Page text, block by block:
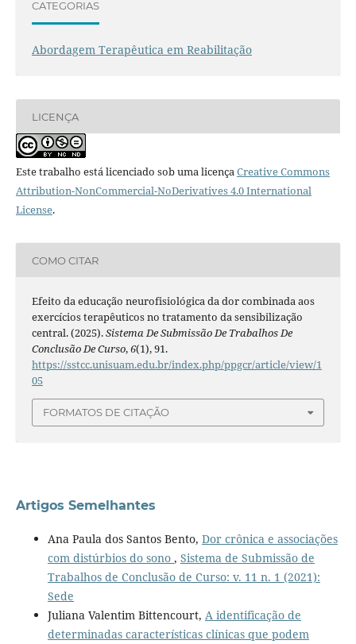
CATEGORIAS
Abordagem Terapêutica em Reabilitação
LICENÇA
Este trabalho está licenciado sob uma licençaCreative Commons
Attribution-NonCommercial-NoDerivatives 4.0 International
License.
COMO CITAR
Efeito da educação neurofisiológica da dor combinada aos
exercícios terapêuticos no tratamento da sensibilização
central. (2025).Sistema De Submissão De Trabalhos De
Conclusão De Curso,6(1), 91.
https://sstcc.unisuam.edu.br/index.php/ppgcr/article/view/1
05
FORMATOS DE CITAÇÃO
Artigos Semelhantes
Ana Paula dos Santos Bento, Dor crônica e associações
com distúrbios do sono , Sistema de Submissão de
Trabalhos de Conclusão de Curso: v. 11 n. 1 (2021):
Sede
Juliana Valentim Bittencourt, A identificação de
determinadas características clínicas que podem